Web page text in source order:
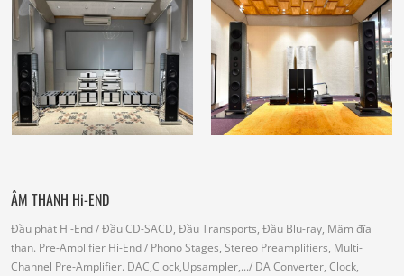
ÂM THANH Hi-END
Đầu phát Hi-End/ Đầu CD-SACD, Đầu Transports, Đầu Blu-ray, Mâm đĩa
than. Pre-Amplifier Hi-End/ Phono Stages, Stereo Preamplifiers, Multi-
Channel Pre-Amplifier. DAC,Clock,Upsampler,.../ DA Converter, Clock,